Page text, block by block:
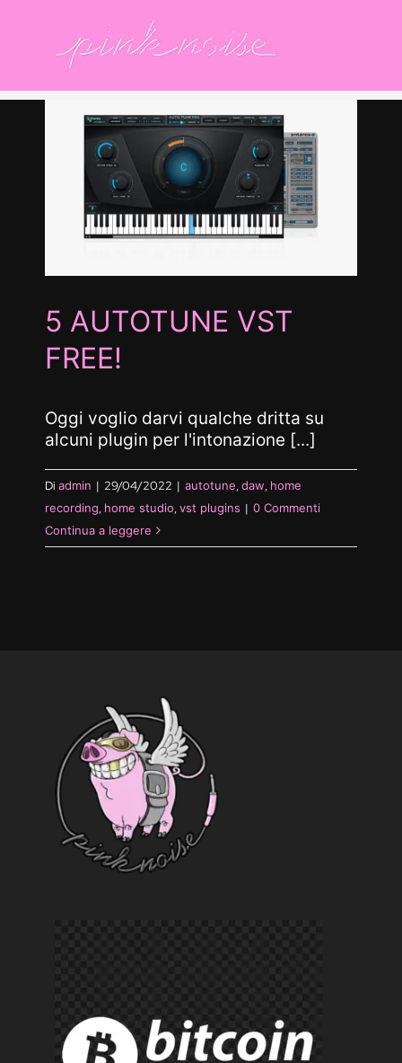
contenuto
5 AUTOTUNE VST
FREE!
Oggi voglio darvi qualche dritta su
alcuni plugin per l'intonazione [...]
Di admin | 29/04/2022 | autotune,daw, home
recording, home studio,vst plugins | 0 Commenti
Continua a leggere